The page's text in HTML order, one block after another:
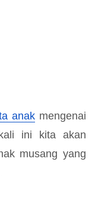
anakmengenai
ini kita akan
musang yang